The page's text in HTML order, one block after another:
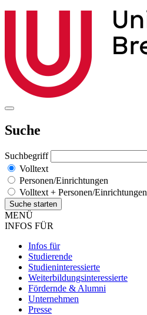
Suche
Suchbegriff
Volltext
Personen/Einrichtungen
Volltext + Personen/Einrichtungen
MENÜ
INFOS FÜR
Infos für
Studierende
Studieninteressierte
Weiterbildungsinteressierte
Fördernde & Alumni
Unternehmen
Presse